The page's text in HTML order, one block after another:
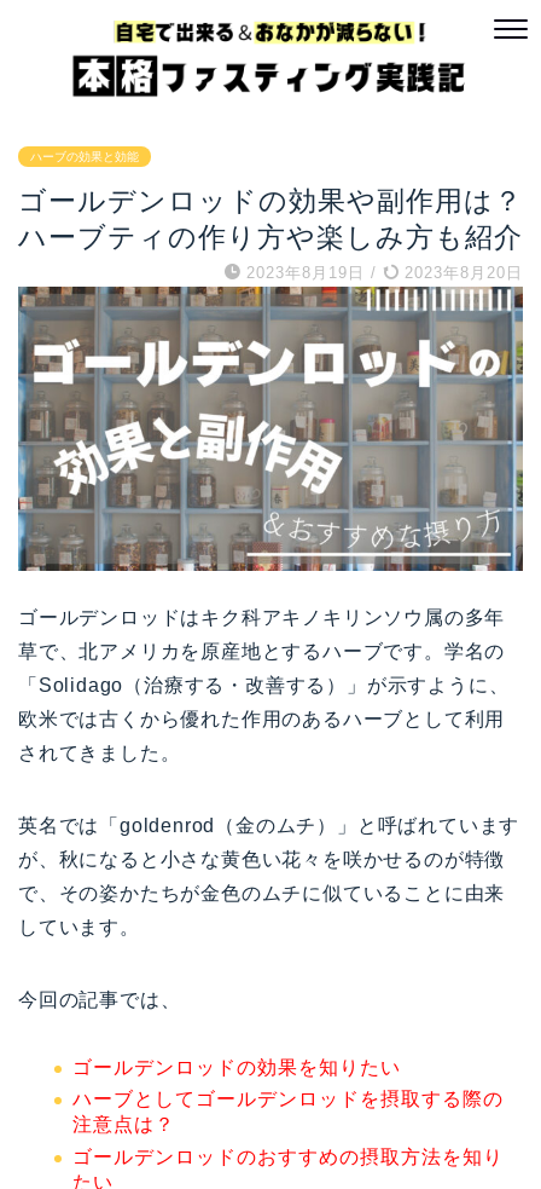
ハーブの効果と効能
ゴールデンロッドの効果や副作用は？
ハーブティの作り方や楽しみ方も紹介
2023年8月19日 / 2023年8月20日
ゴールデンロッドはキク科アキノキリンソウ属の多年
草で、北アメリカを原産地とするハーブです。学名の
「Solidago（治療する・改善する）」が示すように、
欧米では古くから優れた作用のあるハーブとして利用
されてきました。
英名では「goldenrod（金のムチ）」と呼ばれています
が、秋になると小さな黄色い花々を咲かせるのが特徴
で、その姿かたちが金色のムチに似ていることに由来
しています。
今回の記事では、
ゴールデンロッドの効果を知りたい
ハーブとしてゴールデンロッドを摂取する際の
注意点は？
ゴールデンロッドのおすすめの摂取方法を知り
たい